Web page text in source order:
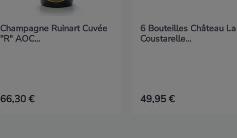
Champagne Ruinart Cuvée
"R" AOC...
66,30 €
6 Bouteilles Château La
Coustarelle...
49,95 €